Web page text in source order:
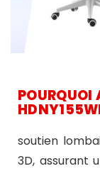
POURQUOI
soutien
3D, assurant